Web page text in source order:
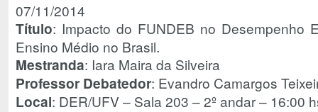
07/11/2014
Título: Impacto do FUNDEB no Desempenho
Ensino Médio no Brasil.
Mestranda: Iara Maira da Silveira
Professor Debatedor: Evandro Camargos
Local: DER/UFV – Sala 203 – 2º andar – 16:00